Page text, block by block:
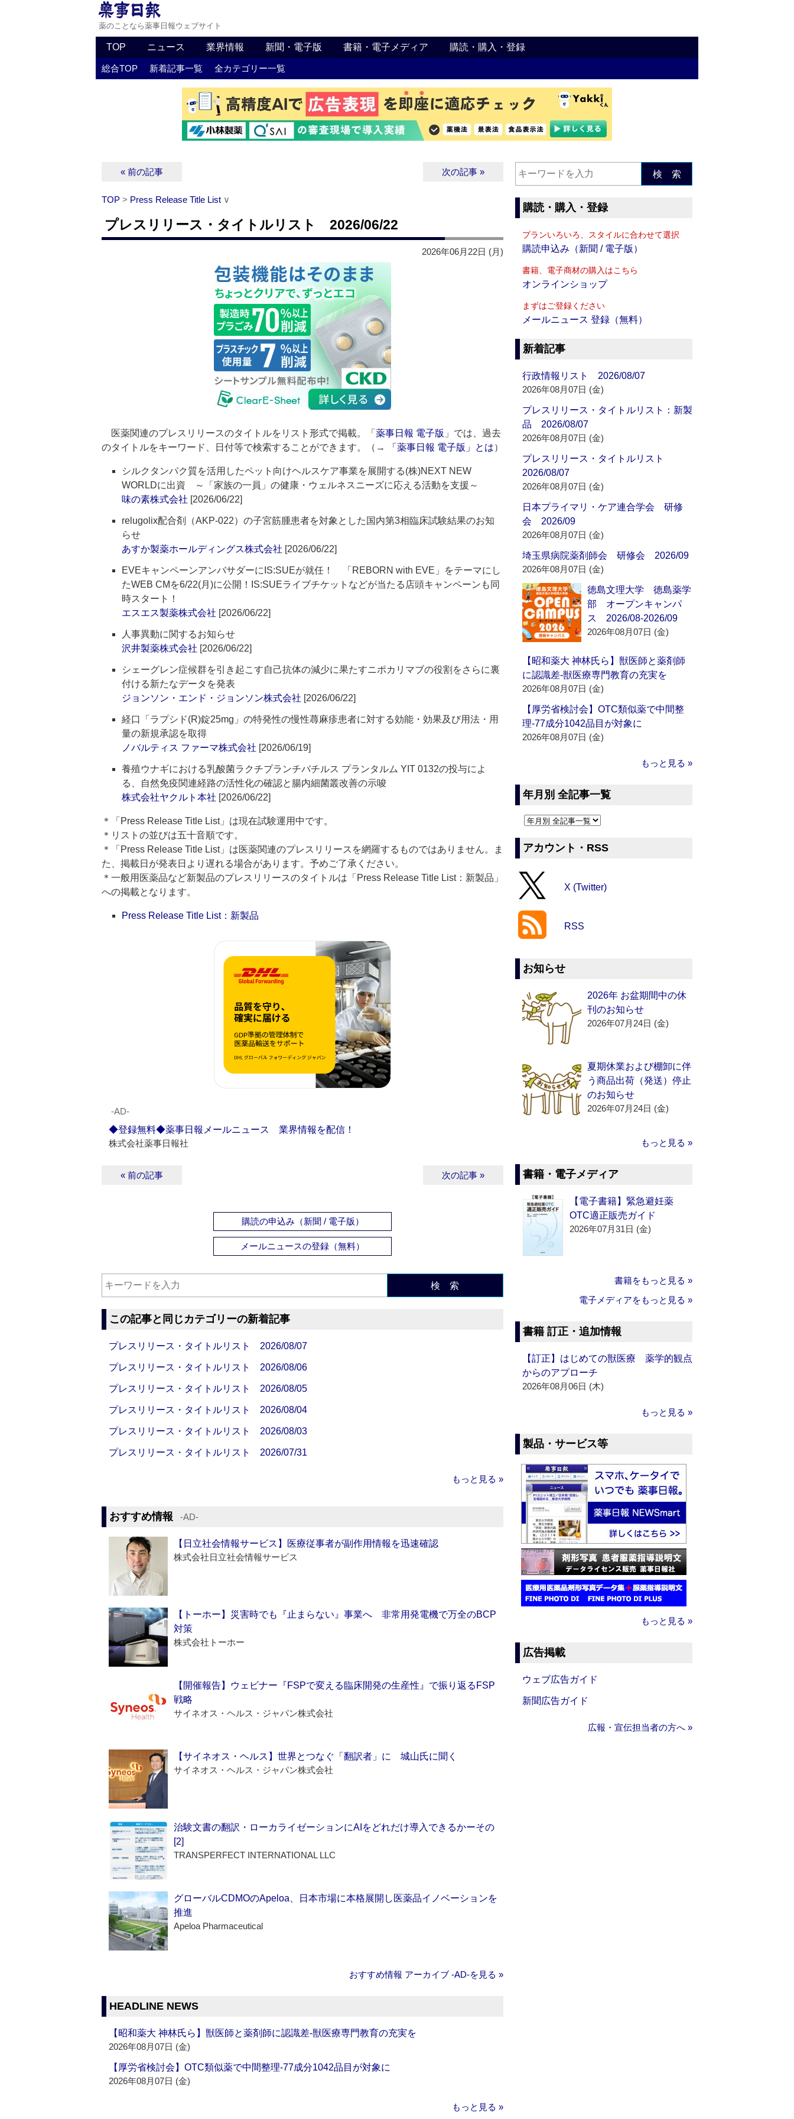
薬のことなら薬事日報ウェブサイト
TOP ニュース 業界情報 新聞・電子版 書籍・電子メディア 購読・購入・登録
総合TOP 新着記事一覧 全カテゴリー一覧
« 前の記事 次の記事 »
TOP > Press Release Title List ∨
プレスリリース・タイトルリスト 2026/06/22
2026年06月22日 (月)
医薬関連のプレスリリースのタイトルをリスト形式で掲載。「 薬事日報 電子版 」では、過去
のタイトルをキーワード、日付等で検索することができます。（→
「薬事日報 電子版」とは）
シルクタンパク質を活用したペット向けヘルスケア事業を展開する(株)NEXT NEW
WORLDに出資 ～「家族の一員」の健康・ウェルネスニーズに応える活動を支援～
味の素株式会社 [2026/06/22]
relugolix配合剤（AKP-022）の子宮筋腫患者を対象とした国内第3相臨床試験結果のお知
らせ
あすか製薬ホールディングス株式会社 [2026/06/22]
EVEキャンペーンアンバサダーにIS:SUEが就任！ 「REBORN with EVE」をテーマにし
たWEB CMを6/22(月)に公開！IS:SUEライブチケットなどが当たる店頭キャンペーンも同
時スタート！
エスエス製薬株式会社 [2026/06/22]
人事異動に関するお知らせ
沢井製薬株式会社 [2026/06/22]
シェーグレン症候群を引き起こす自己抗体の減少に果たすニポカリマブの役割をさらに裏
付ける新たなデータを発表
ジョンソン・エンド・ジョンソン株式会社 [2026/06/22]
経口「ラプシド(R)錠25mg」の特発性の慢性蕁麻疹患者に対する効能・効果及び用法・用
量の新規承認を取得
ノバルティス ファーマ株式会社 [2026/06/19]
養殖ウナギにおける乳酸菌ラクチプランチバチルス プランタルム YIT 0132の投与によ
る、自然免疫関連経路の活性化の確認と腸内細菌叢改善の示唆
株式会社ヤクルト本社 [2026/06/22]
＊「Press Release Title List」は現在試験運用中です。
＊リストの並びは五十音順です。
＊「Press Release Title List」は医薬関連のプレスリリースを網羅するものではありません。ま
た、掲載日が発表日より遅れる場合があります。予めご了承ください。
＊一般用医薬品など新製品のプレスリリースのタイトルは「Press Release Title List：新製品」
への掲載となります。
Press Release Title List：新製品
‐AD‐
◆登録無料◆薬事日報メールニュース 業界情報を配信！
株式会社薬事日報社
« 前の記事 次の記事 »
購読の申込み（新聞 / 電子版）
メールニュースの登録（無料）
検 索
この記事と同じカテゴリーの新着記事
プレスリリース・タイトルリスト 2026/08/07
プレスリリース・タイトルリスト 2026/08/06
プレスリリース・タイトルリスト 2026/08/05
プレスリリース・タイトルリスト 2026/08/04
プレスリリース・タイトルリスト 2026/08/03
プレスリリース・タイトルリスト 2026/07/31
もっと見る »
おすすめ情報 ‐AD‐
【日立社会情報サービス】医療従事者が副作用情報を迅速確認
株式会社日立社会情報サービス
【トーホー】災害時でも『止まらない』事業へ 非常用発電機で万全のBCP
対策
株式会社トーホー
【開催報告】ウェビナー『FSPで変える臨床開発の生産性』で振り返るFSP
戦略
サイネオス・ヘルス・ジャパン株式会社
【サイネオス・ヘルス】世界とつなぐ「翻訳者」に 城山氏に聞く
サイネオス・ヘルス・ジャパン株式会社
治験文書の翻訳・ローカライゼーションにAIをどれだけ導入できるかーその
[2]
TRANSPERFECT INTERNATIONAL LLC
グローバルCDMOのApeloa、日本市場に本格展開し医薬品イノベーションを
推進
Apeloa Pharmaceutical
おすすめ情報 アーカイブ ‐AD‐を見る »
HEADLINE NEWS
【昭和薬大 神林氏ら】獣医師と薬剤師に認識差‐獣医療専門教育の充実を
2026年08月07日 (金)
【厚労省検討会】OTC類似薬で中間整理‐77成分1042品目が対象に
2026年08月07日 (金)
もっと見る »
検 索
購読・購入・登録
プランいろいろ、スタイルに合わせて選択
購読申込み（新聞 / 電子版）
書籍、電子商材の購入はこちら
オンラインショップ
まずはご登録ください
メールニュース 登録（無料）
新着記事
行政情報リスト 2026/08/07
2026年08月07日 (金)
プレスリリース・タイトルリスト：新製
品 2026/08/07
2026年08月07日 (金)
プレスリリース・タイトルリスト
2026/08/07
2026年08月07日 (金)
日本プライマリ・ケア連合学会 研修
会 2026/09
2026年08月07日 (金)
埼玉県病院薬剤師会 研修会 2026/09
2026年08月07日 (金)
徳島文理大学 徳島薬学
部 オープンキャンパ
ス 2026/08-2026/09
2026年08月07日 (金)
【昭和薬大 神林氏ら】獣医師と薬剤師
に認識差‐獣医療専門教育の充実を
2026年08月07日 (金)
【厚労省検討会】OTC類似薬で中間整
理‐77成分1042品目が対象に
2026年08月07日 (金)
もっと見る »
年月別 全記事一覧
アカウント・RSS
X (Twitter)
RSS
お知らせ
2026年 お盆期間中の休
刊のお知らせ
2026年07月24日 (金)
夏期休業および棚卸に伴
う商品出荷（発送）停止
のお知らせ
2026年07月24日 (金)
もっと見る »
書籍・電子メディア
【電子書籍】緊急避妊薬
OTC適正販売ガイド
2026年07月31日 (金)
書籍をもっと見る »
電子メディアをもっと見る »
書籍 訂正・追加情報
【訂正】はじめての獣医療 薬学的観点
からのアプローチ
2026年08月06日 (木)
もっと見る »
製品・サービス等
もっと見る »
広告掲載
ウェブ広告ガイド
新聞広告ガイド
広報・宣伝担当者の方へ »